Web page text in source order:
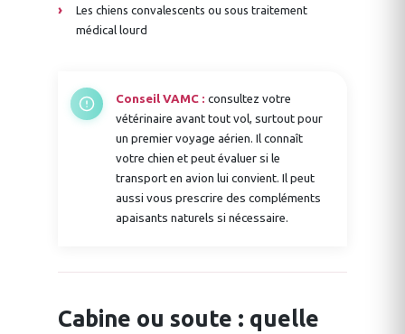
Les chiens convalescents ou sous traitement
médical lourd
Conseil VAMC : consultez votre
vétérinaire avant tout vol, surtout pour
un premier voyage aérien. Il connaît
votre chien et peut évaluer si le
transport en avion lui convient. Il peut
aussi vous prescrire des compléments
apaisants naturels si nécessaire.
Cabine ou soute : quelle